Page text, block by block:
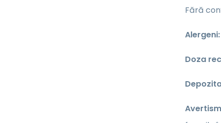
Fără
Alergeni:
Doza